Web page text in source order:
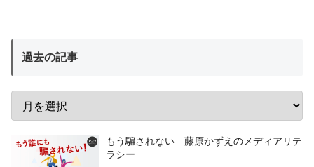
過去の記事
もう騙されない 藤原かずえのメディアリテ
ラシー